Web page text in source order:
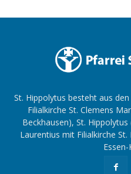
St. Hippolytus besteht aus
Filialkirche St. Clemens
Beckhausen), St.
Laurentius mit Filialkirche